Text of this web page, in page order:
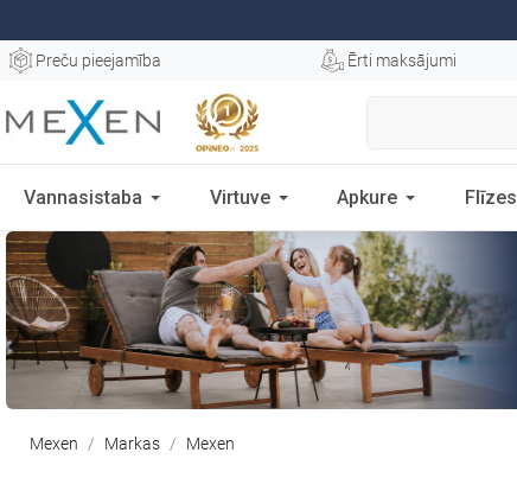
Preču pieejamība Ērti maksājumi
Vannasistaba Virtuve Apkure Flīzes
Mexen Markas Mexen